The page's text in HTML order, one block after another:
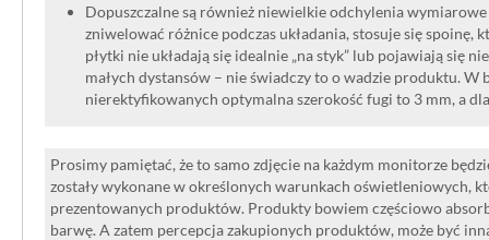
Dopuszczalne są również niewielkie odchylenia
zniwelować różnice podczas układania, stosuje się spoinę,
płytki nie układają się idealnie „na styk” lub pojawiają się
małych dystansów – nie świadczy to o wadzie produktu. W
nierektyfikowanych optymalna szerokość fugi to 3 mm, a
Prosimy pamiętać, że to samo zdjęcie na każdym monitorze
zostały wykonane w określonych warunkach oświetleniowych,
prezentowanych produktów. Produkty bowiem częściowo
barwę. A zatem percepcja zakupionych produktów, może być